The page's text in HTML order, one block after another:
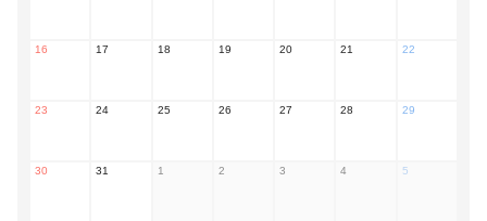
16 17 18 19 20 21 22
23 24 25 26 27 28 29
30 31 1 2 3 4 5